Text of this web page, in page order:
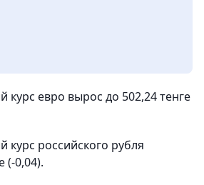
курс евро вырос до 502,24 тенге
курс российского рубля
(-0,04).